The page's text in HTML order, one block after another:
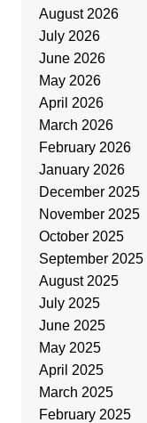
August 2026
July 2026
June 2026
May 2026
April 2026
March 2026
February 2026
January 2026
December 2025
November 2025
October 2025
September 2025
August 2025
July 2025
June 2025
May 2025
April 2025
March 2025
February 2025